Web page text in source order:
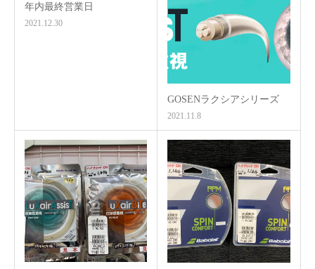
年内最終営業日
2021.12.30
GOSENラクシアシリーズ
2021.11.8